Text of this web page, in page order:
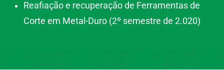
Reafiação e recuperação de Ferramentas de
Corte em Metal-Duro (2º semestre de 2.020)